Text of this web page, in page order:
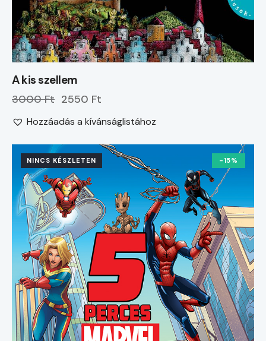
A kis szellem
3000 Ft 2550 Ft
Hozzáadás a kívánságlistához
NINCS KÉSZLETEN -15%